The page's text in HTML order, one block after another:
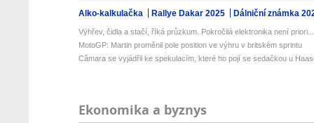
Alko-kalkulačka Rallye Dakar 2025 Dálniční známka
Výhřev, čidla a stačí, říká průzkum. Pokročilá elektronika není priori...
MotoGP: Martin proměnil pole position ve výhru v britském sprintu
Câmara se vyjádřil ke spekulacím, které ho pojí se sedačkou u
Ekonomika a byznys